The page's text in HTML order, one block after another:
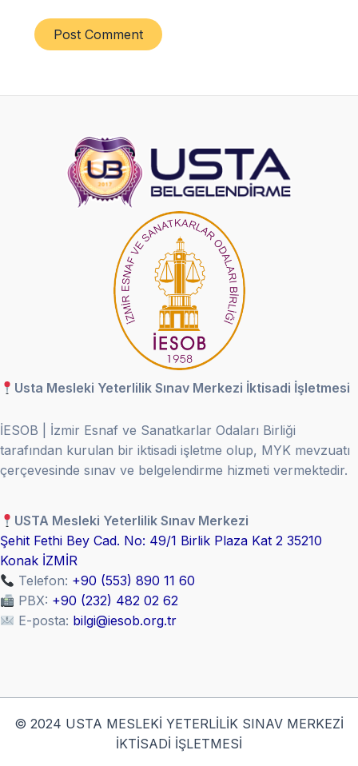
Usta Mesleki Yeterlilik Sınav Merkezi İktisadi İşletmesi
İESOB | İzmir Esnaf ve Sanatkarlar Odaları Birliği
tarafından kurulan bir iktisadi işletme olup, MYK mevzuatı
çerçevesinde sınav ve belgelendirme hizmeti vermektedir.
USTA Mesleki Yeterlilik Sınav Merkezi
Şehit Fethi Bey Cad. No: 49/1 Birlik Plaza Kat 2 35210
Konak İZMİR
Telefon: +90 (553) 890 11 60
PBX: +90 (232) 482 02 62
E-posta: bilgi@iesob.org.tr
© 2024 USTA MESLEKİ YETERLİLİK SINAV MERKEZİ
İKTİSADİ İŞLETMESİ